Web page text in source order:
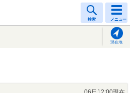
検索 メニュー
現在地